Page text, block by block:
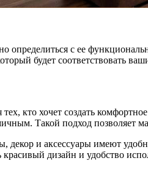
с ее
будет соответствовать
кто хочет создать
Такой подход позволяет
декор и аксессуары имеют
дизайн и удобство